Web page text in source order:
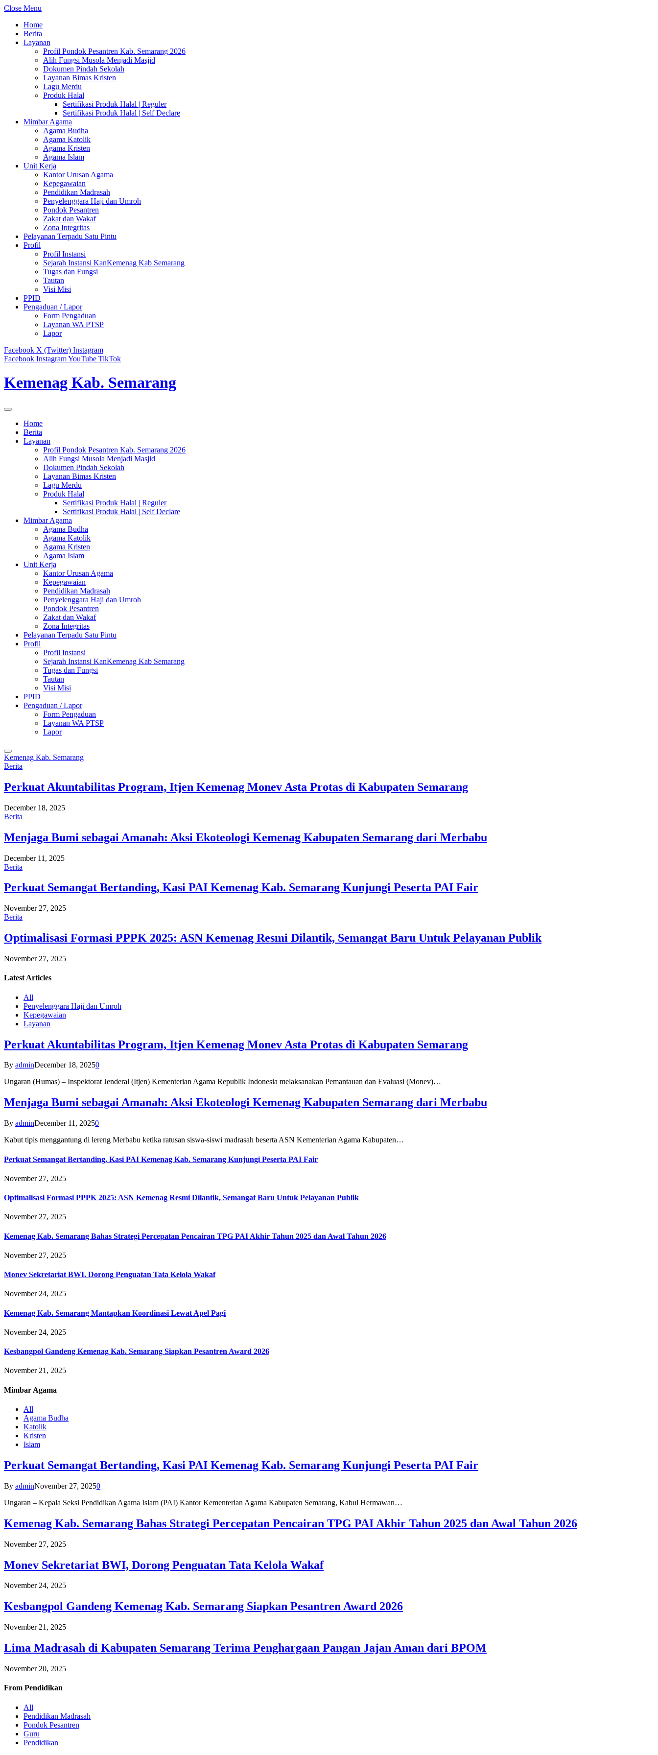
Close Menu
Home
Berita
Layanan
Profil Pondok Pesantren Kab. Semarang 2026
Alih Fungsi Musola Menjadi Masjid
Dokumen Pindah Sekolah
Layanan Bimas Kristen
Lagu Merdu
Produk Halal
Sertifikasi Produk Halal | Reguler
Sertifikasi Produk Halal | Self Declare
Mimbar Agama
Agama Budha
Agama Katolik
Agama Kristen
Agama Islam
Unit Kerja
Kantor Urusan Agama
Kepegawaian
Pendidikan Madrasah
Penyelenggara Haji dan Umroh
Pondok Pesantren
Zakat dan Wakaf
Zona Integritas
Pelayanan Terpadu Satu Pintu
Profil
Profil Instansi
Sejarah Instansi KanKemenag Kab Semarang
Tugas dan Fungsi
Tautan
Visi Misi
PPID
Pengaduan / Lapor
Form Pengaduan
Layanan WA PTSP
Lapor
Facebook X (Twitter) Instagram
Facebook InstagramYouTube TikTok
Kemenag Kab. Semarang
Home
Berita
Layanan
Profil Pondok Pesantren Kab. Semarang 2026
Alih Fungsi Musola Menjadi Masjid
Dokumen Pindah Sekolah
Layanan Bimas Kristen
Lagu Merdu
Produk Halal
Sertifikasi Produk Halal | Reguler
Sertifikasi Produk Halal | Self Declare
Mimbar Agama
Agama Budha
Agama Katolik
Agama Kristen
Agama Islam
Unit Kerja
Kantor Urusan Agama
Kepegawaian
Pendidikan Madrasah
Penyelenggara Haji dan Umroh
Pondok Pesantren
Zakat dan Wakaf
Zona Integritas
Pelayanan Terpadu Satu Pintu
Profil
Profil Instansi
Sejarah Instansi KanKemenag Kab Semarang
Tugas dan Fungsi
Tautan
Visi Misi
PPID
Pengaduan / Lapor
Form Pengaduan
Layanan WA PTSP
Lapor
Kemenag Kab. Semarang
Berita
Perkuat Akuntabilitas Program, Itjen Kemenag Monev Asta Protas di Kabupaten Semarang
December 18, 2025
Berita
Menjaga Bumi sebagai Amanah: Aksi Ekoteologi Kemenag Kabupaten Semarang dari Merbabu
December 11, 2025
Berita
Perkuat Semangat Bertanding, Kasi PAI Kemenag Kab. Semarang Kunjungi Peserta PAI Fair
November 27, 2025
Berita
Optimalisasi Formasi PPPK 2025: ASN Kemenag Resmi Dilantik, Semangat Baru Untuk Pelayanan Publik
November 27, 2025
Latest Articles
All
Penyelenggara Haji dan Umroh
Kepegawaian
Layanan
Perkuat Akuntabilitas Program, Itjen Kemenag Monev Asta Protas di Kabupaten Semarang
By adminDecember 18, 20250
Ungaran (Humas) – Inspektorat Jenderal (Itjen) Kementerian Agama Republik Indonesia melaksanakan Pemantauan dan Evaluasi (Monev)…
Menjaga Bumi sebagai Amanah: Aksi Ekoteologi Kemenag Kabupaten Semarang dari Merbabu
By adminDecember 11, 20250
Kabut tipis menggantung di lereng Merbabu ketika ratusan siswa-siswi madrasah beserta ASN Kementerian Agama Kabupaten…
Perkuat Semangat Bertanding, Kasi PAI Kemenag Kab. Semarang Kunjungi Peserta PAI Fair
November 27, 2025
Optimalisasi Formasi PPPK 2025: ASN Kemenag Resmi Dilantik, Semangat Baru Untuk Pelayanan Publik
November 27, 2025
Kemenag Kab. Semarang Bahas Strategi Percepatan Pencairan TPG PAI Akhir Tahun 2025 dan Awal Tahun 2026
November 27, 2025
Monev Sekretariat BWI, Dorong Penguatan Tata Kelola Wakaf
November 24, 2025
Kemenag Kab. Semarang Mantapkan Koordinasi Lewat Apel Pagi
November 24, 2025
Kesbangpol Gandeng Kemenag Kab. Semarang Siapkan Pesantren Award 2026
November 21, 2025
Mimbar Agama
All
Agama Budha
Katolik
Kristen
Islam
Perkuat Semangat Bertanding, Kasi PAI Kemenag Kab. Semarang Kunjungi Peserta PAI Fair
By adminNovember 27, 20250
Ungaran – Kepala Seksi Pendidikan Agama Islam (PAI) Kantor Kementerian Agama Kabupaten Semarang, Kabul Hermawan…
Kemenag Kab. Semarang Bahas Strategi Percepatan Pencairan TPG PAI Akhir Tahun 2025 dan Awal Tahun 2026
November 27, 2025
Monev Sekretariat BWI, Dorong Penguatan Tata Kelola Wakaf
November 24, 2025
Kesbangpol Gandeng Kemenag Kab. Semarang Siapkan Pesantren Award 2026
November 21, 2025
Lima Madrasah di Kabupaten Semarang Terima Penghargaan Pangan Jajan Aman dari BPOM
November 20, 2025
From Pendidikan
All
Pendidikan Madrasah
Pondok Pesantren
Guru
Pendidikan